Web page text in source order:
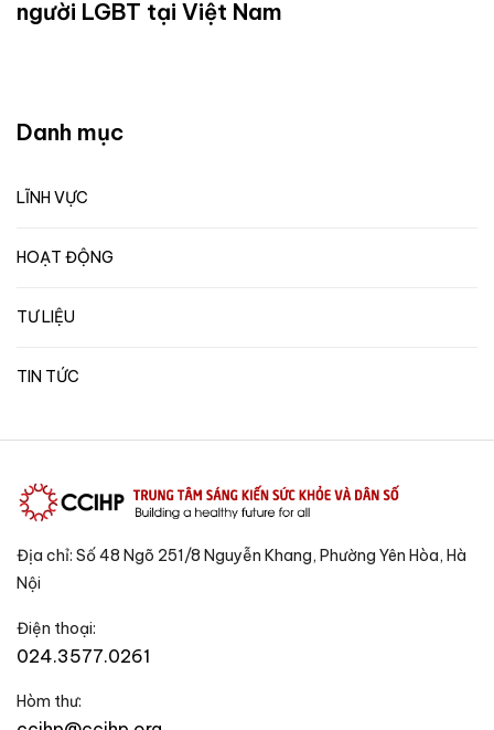
người LGBT tại Việt Nam
Danh mục
LĨNH VỰC
HOẠT ĐỘNG
TƯ LIỆU
TIN TỨC
Địa chỉ: Số 48 Ngõ 251/8 Nguyễn Khang, Phường Yên Hòa, Hà
Nội
Điện thoại:
024.3577.0261
Hòm thư: